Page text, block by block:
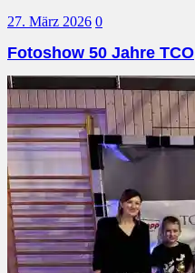
27. März 2026 0
Fotoshow 50 Jahre TCO